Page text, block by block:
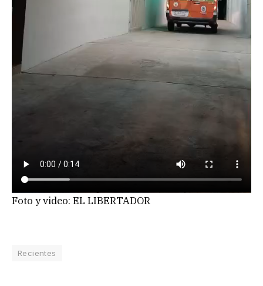
Foto y video: EL LIBERTADOR
Recientes